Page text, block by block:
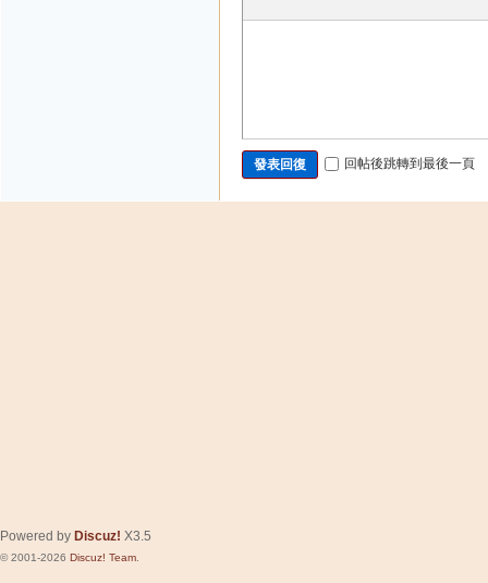
發表回復 回帖後跳轉到最後一頁
Powered by Discuz! X3.5
© 2001-2026 Discuz! Team